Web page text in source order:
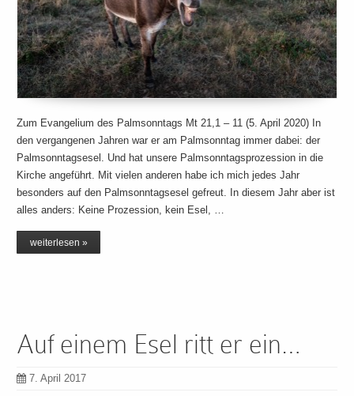
Zum Evangelium des Palmsonntags Mt 21,1 – 11 (5. April 2020) In
den vergangenen Jahren war er am Palmsonntag immer dabei: der
Palmsonntagsesel. Und hat unsere Palmsonntagsprozession in die
Kirche angeführt. Mit vielen anderen habe ich mich jedes Jahr
besonders auf den Palmsonntagsesel gefreut. In diesem Jahr aber ist
alles anders: Keine Prozession, kein Esel, …
weiterlesen »
Auf einem Esel ritt er ein…
7. April 2017